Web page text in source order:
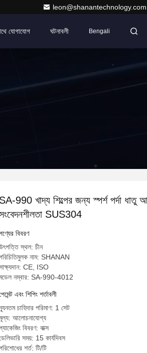
leon@shanantechnology.com
যোগাযোগ ঘটনাবলী Bengali
SA-990 খাদ্য শিল্পের জন্য স্পর্শ পর্দা ধাতু
SUS304
বিবরণ
স্থল: চীন
নাম: SHANAN
CE, ISO
নম্বার: SA-990-4012
এবং শিপিং শর্তাবলী
চাহিদার পরিমাণ: 1 সেট
আলোচনাযোগ্য
বিবরণ: বাক্স
সময়: 15 কার্যদিবস
শর্ত: টি/টি